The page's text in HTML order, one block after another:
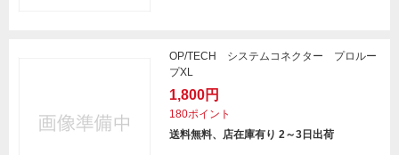
OP/TECH システムコネクター プロルー
プXL
1,800円
180ポイント
送料無料、店在庫有り 2～3日出荷